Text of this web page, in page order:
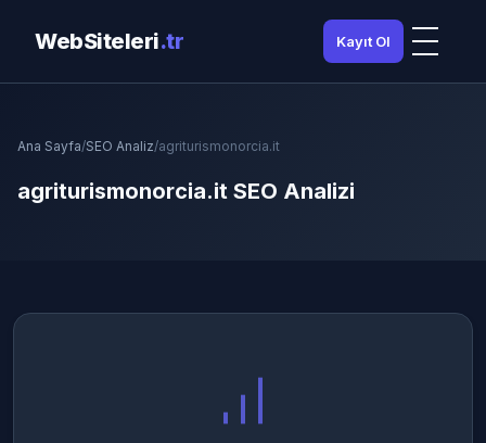
WebSiteleri.tr Kayıt Ol
Ana Sayfa/SEO Analiz/agriturismonorcia.it
agriturismonorcia.it SEO Analizi